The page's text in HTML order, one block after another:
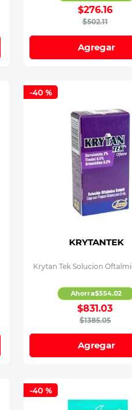
$502.11
$276.16
Agregar
-40 %
KRYTANTEK
Krytan Tek Solucion
$1385.05
$831.03
Ahorra$554.02
Agregar
-40 %